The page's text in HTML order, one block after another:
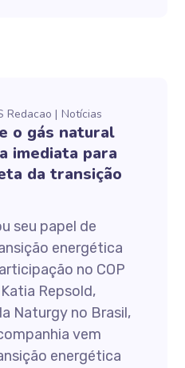
Redacao Notícias
o gás natural
imediata para
da transição
seu papel de
energética
no COP
Repsold,
Naturgy no Brasil,
vem
energética